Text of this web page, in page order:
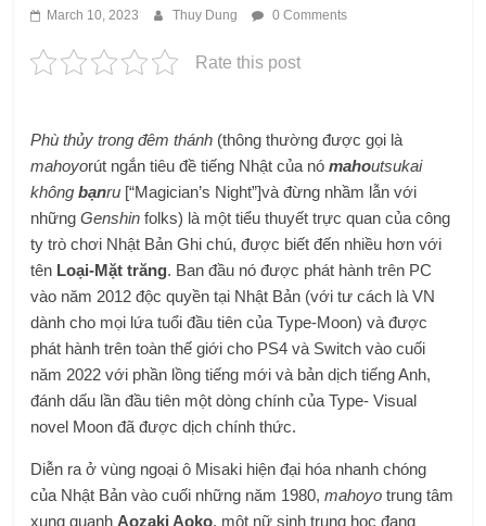
March 10, 2023 Thuy Dung 0 Comments
Rate this post
Phù thủy trong đêm thánh (thông thường được gọi là
mahoyorút ​​ngắn tiêu đề tiếng Nhật của nómahoutsukai
khôngbạnru [“Magician’s Night”]và đừng nhầm lẫn với
nhữngGenshin folks) là một tiểu thuyết trực quan của công
ty trò chơi Nhật Bản Ghi chú, được biết đến nhiều hơn với
tên Loại-Mặt trăng. Ban đầu nó được phát hành trên PC
vào năm 2012 độc quyền tại Nhật Bản (với tư cách là VN
dành cho mọi lứa tuổi đầu tiên của Type-Moon) và được
phát hành trên toàn thế giới cho PS4 và Switch vào cuối
năm 2022 với phần lồng tiếng mới và bản dịch tiếng Anh,
đánh dấu lần đầu tiên một dòng chính của Type- Visual
novel Moon đã được dịch chính thức.
Diễn ra ở vùng ngoại ô Misaki hiện đại hóa nhanh chóng
của Nhật Bản vào cuối những năm 1980,mahoyo trung tâm
xung quanh Aozaki Aoko, một nữ sinh trung học đang